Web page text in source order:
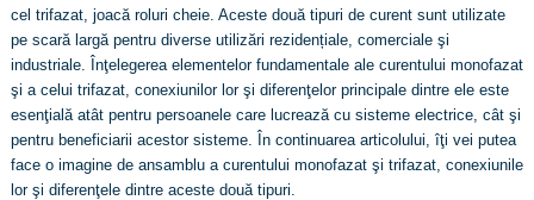
cel trifazat, joacă roluri cheie. Aceste două tipuri de curent sunt utilizate
pe scară largă pentru diverse utilizări rezidențiale, comerciale şi
industriale. Înţelegerea elementelor fundamentale ale curentului monofazat
şi a celui trifazat, conexiunilor lor şi diferenţelor principale dintre ele este
esenţială atât pentru persoanele care lucrează cu sisteme electrice, cât şi
pentru beneficiarii acestor sisteme. În continuarea articolului, îţi vei putea
face o imagine de ansamblu a curentului monofazat şi trifazat, conexiunile
lor şi diferenţele dintre aceste două tipuri.